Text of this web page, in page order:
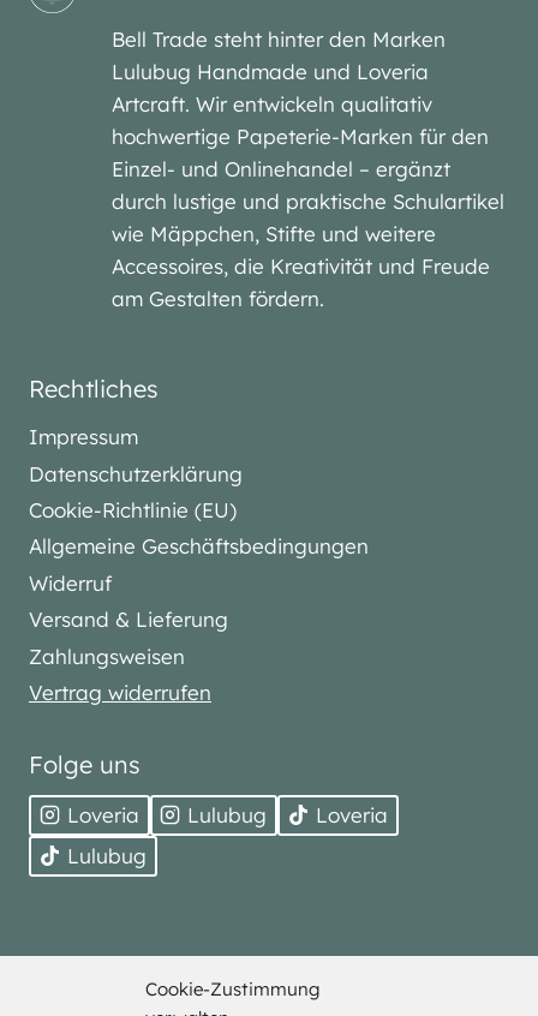
Cookie-Zustimmung
Bell Trade steht hinter den Marken
Lulubug Handmade und Loveria
Artcraft. Wir entwickeln qualitativ
hochwertige Papeterie-Marken für den
Einzel- und Onlinehandel – ergänzt
durch lustige und praktische Schulartikel
wie Mäppchen, Stifte und weitere
Accessoires, die Kreativität und Freude
am Gestalten fördern.
Rechtliches
Impressum
Datenschutzerklärung
Cookie-Richtlinie (EU)
Allgemeine Geschäftsbedingungen
Widerruf
Versand & Lieferung
Zahlungsweisen
Vertrag widerrufen
Folge uns
Loveria Lulubug
Loveria
Lulubug
© 2026 Bell Trade. Alle Rechte vorbehalten.